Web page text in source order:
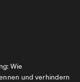
Wie
und verhindern